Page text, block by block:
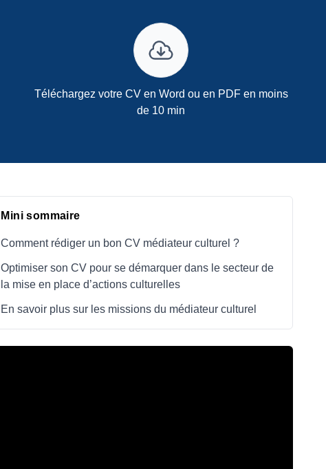
Téléchargez votre CV en Word ou en PDF en moins
de 10 min
Mini sommaire
Comment rédiger un bon CV médiateur culturel ?
Optimiser son CV pour se démarquer dans le secteur de
la mise en place d’actions culturelles
En savoir plus sur les missions du médiateur culturel